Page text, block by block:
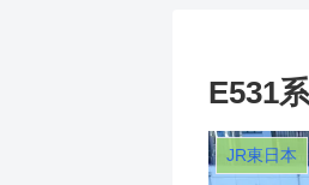
E531
JR東日本